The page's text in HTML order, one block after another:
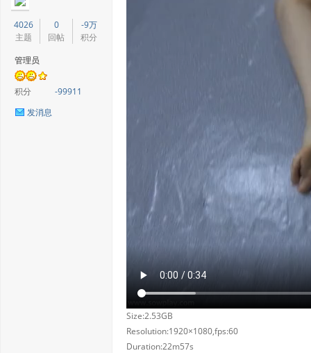
4026
主题
0
回帖
-9万
积分
管理员
积分
-99911
发消息
Size:2.53GB
Resolution:1920×1080,fps:60
Duration:22m57s